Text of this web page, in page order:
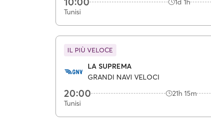
1d 1h
Tunisi
IL PIÙ VELOCE
LA SUPREMA
GRANDI NAVI VELOCI
20:00 21h 15m
Tunisi